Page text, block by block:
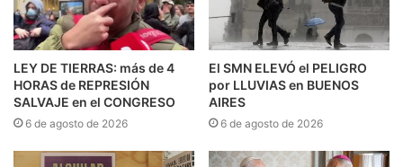
LEY DE TIERRAS: más de 4
HORAS de REPRESIÓN
SALVAJE en el CONGRESO
6 de agosto de 2026
El SMN ELEVÓ el PELIGRO
por LLUVIAS en BUENOS
AIRES
6 de agosto de 2026